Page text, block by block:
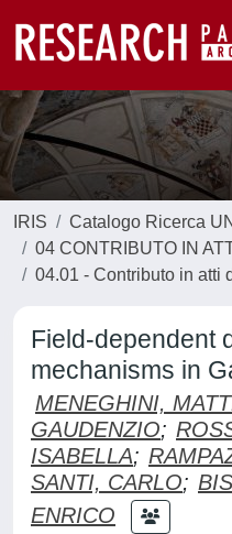
IRIS
Catalogo Ricerca
04 CONTRIBUTO IN
04.01 - Contributo in atti
Field-dependent
mechanisms in
MENEGHINI,
GAUDENZIO;
ISABELLA;
SANTI, CARLO;
ENRICO